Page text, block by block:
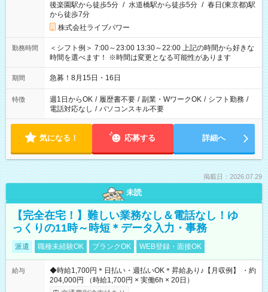
後楽園駅から徒歩5分 / 水道橋駅から徒歩5分 / 春日(東京都)駅
から徒歩7分
株式会社ライブパワー
勤務時間
＜シフト例＞ 7:00～23:00 13:30～22:00 上記の時間から好きな
時間を選べます！ ※時間は変更となる可能性があります
期間 急募！8月15日・16日
特徴 週1日からOK / 履歴書不要 / 副業・WワークOK / シフト勤務 /
電話対応なし / パソコンスキル不要
気になる！ 応募する 詳細へ
掲載日：2026.07.29
未読
【完全在宅！】難しい業務なし＆電話なし！ゆ
っくりの11時～時短＊データ入力・事務
派遣 職種未経験OK ブランクOK WEB登録・面接OK
給与
◆時給1,700円＊日払い・週払いOK＊昇給あり♪【月収例】 ・約
204,000円 （時給1,700円 × 実働6h × 20日）